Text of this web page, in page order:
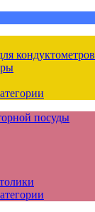
кондуктометров
посуды